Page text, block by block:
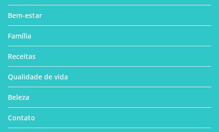
Bem-estar
Família
Receitas
Qualidade de vida
Beleza
Contato